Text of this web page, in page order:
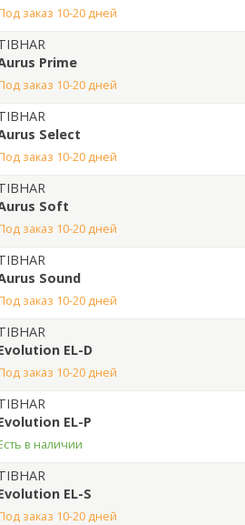
под заказ 10-20 дней
Prime
под заказ 10-20 дней
Select
под заказ 10-20 дней
Soft
под заказ 10-20 дней
Sound
под заказ 10-20 дней
EL-D
под заказ 10-20 дней
EL-P
Есть в наличии
EL-S
под заказ 10-20 дней